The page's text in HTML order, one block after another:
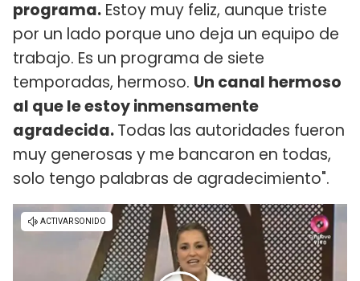
programa. Estoy muy feliz, aunque triste
por un lado porque uno deja un equipo de
trabajo. Es un programa de siete
temporadas, hermoso. Un canal hermoso
al que le estoy inmensamente
agradecida.Todas las autoridades fueron
muy generosas y me bancaron en todas,
solo tengo palabras de agradecimiento".